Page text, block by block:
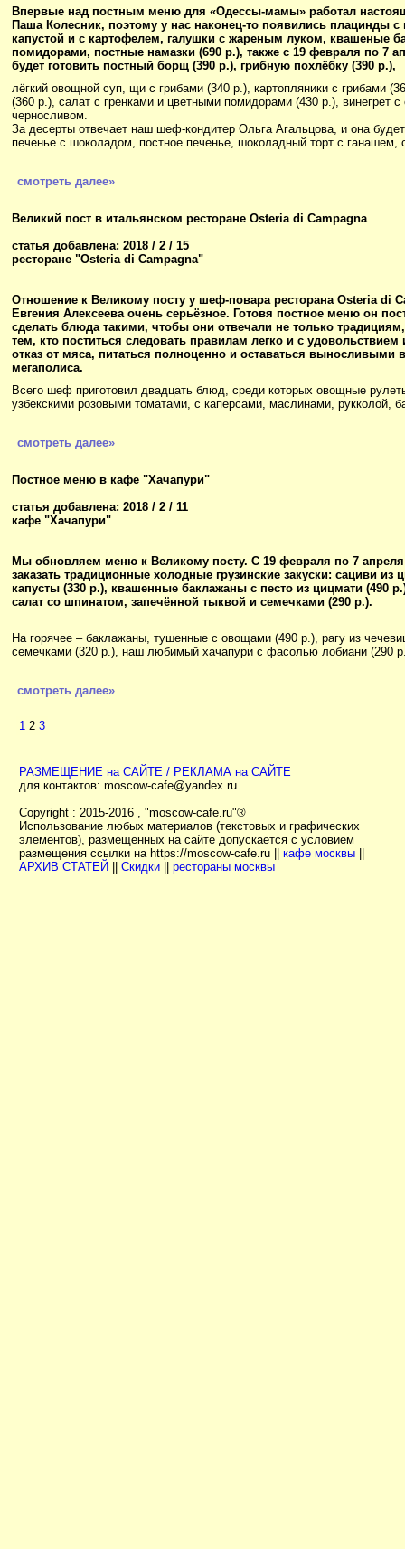
Впервые над постным меню для «Одессы-мамы» работал
Паша Колесник, поэтому у нас наконец-то появились плацинды с
капустой и с картофелем, галушки с жареным луком, квашеные
помидорами, постные намазки (690 р.), также с 19 февраля по 7
будет готовить постный борщ (390 р.), грибную похлёбку (390 р.),
лёгкий овощной суп, щи с грибами (340 р.), картопляники с грибами
(360 р.), салат с гренками и цветными помидорами (430 р.),
черносливом.
За десерты отвечает наш шеф-кондитер Ольга Агальцова, и она
печенье с шоколадом, постное печенье, шоколадный торт с
смотреть далее»
Великий пост в итальянском ресторане Osteria di Campagna
статья добавлена: 2018 / 2 / 15
ресторане "Osteria di Campagna"
Отношение к Великому посту у шеф-повара ресторана Osteria di
Евгения Алексеева очень серьёзное. Готовя постное меню он
сделать блюда такими, чтобы они отвечали не только
тем, кто поститься следовать правилам легко и с удовольствием
отказ от мяса, питаться полноценно и оставаться выносливыми
мегаполиса.
Всего шеф приготовил двадцать блюд, среди которых овощные
узбекскими розовыми томатами, с каперсами, маслинами, рукколой,
смотреть далее»
Постное меню в кафе "Хачапури"
статья добавлена: 2018 / 2 / 11
кафе "Хачапури"
Мы обновляем меню к Великому посту. С 19 февраля по 7
заказать традиционные холодные грузинские закуски: сациви из
капусты (330 р.), квашенные баклажаны с песто из цицмати (490
салат со шпинатом, запечённой тыквой и семечками (290 р.).
На горячее – баклажаны, тушенные с овощами (490 р.), рагу из
семечками (320 р.), наш любимый хачапури с фасолью лобиани (290
смотреть далее»
1 2 3
РАЗМЕЩЕНИЕ на САЙТЕ / РЕКЛАМА на САЙТЕ
для контактов: moscow-cafe@yandex.ru
Copyright : 2015-2016 , "moscow-cafe.ru"®
Использование любых материалов (текстовых и графических
элементов), размещенных на сайте допускается с условием
размещения ссылки на https://moscow-cafe.ru || кафе москвы
АРХИВ СТАТЕЙ
Скидки рестораны москвы